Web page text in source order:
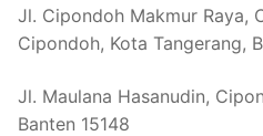
Jl. Cipondoh Makmur Raya,
Cipondoh, Kota Tangerang,
Jl. Maulana Hasanudin,
Banten 15148